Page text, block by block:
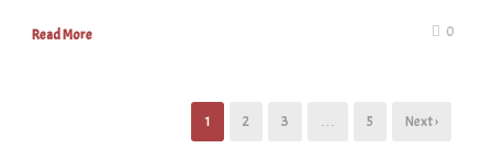
Read More 0
1 2 3 … 5 Next ›